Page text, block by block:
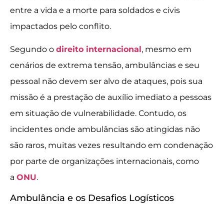
entre a vida e a morte para soldados e civis
impactados pelo conflito.
Segundo o direito internacional, mesmo em
cenários de extrema tensão, ambulâncias e seu
pessoal não devem ser alvo de ataques, pois sua
missão é a prestação de auxílio imediato a pessoas
em situação de vulnerabilidade. Contudo, os
incidentes onde ambulâncias são atingidas não
são raros, muitas vezes resultando em condenação
por parte de organizações internacionais, como
a ONU.
Ambulância e os Desafios Logísticos